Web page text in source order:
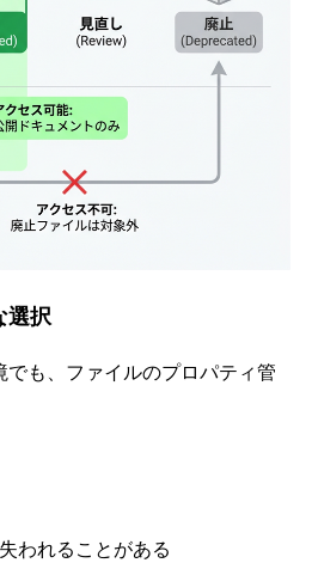
選択
でも、ファイルのプロパティ管
われることがある